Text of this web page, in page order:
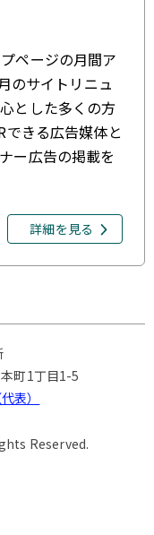
ページの月間ア
のサイトリニュ
とした多くの方
できる広告媒体と
ー広告の掲載を
詳細を見る
町1丁目1-5
表）
Reserved.